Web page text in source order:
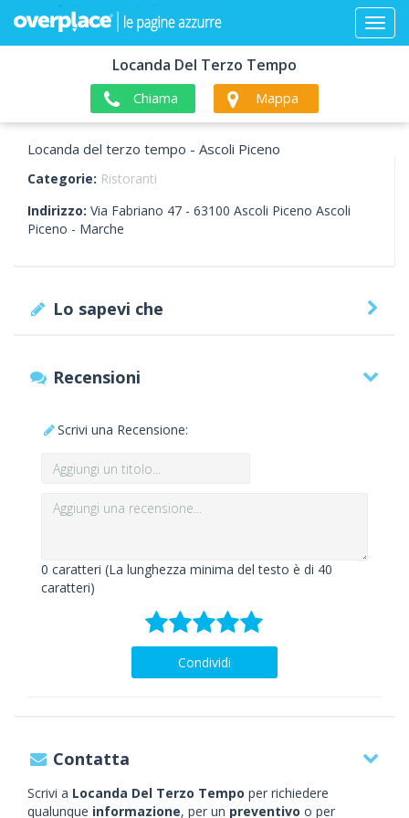
Locanda Del Terzo Tempo
Chiama Mappa
Locanda del terzo tempo - Ascoli Piceno
Categorie: Ristoranti
Indirizzo: Via Fabriano 47 - 63100 Ascoli Piceno Ascoli
Piceno - Marche
Lo sapevi che
Recensioni
Scrivi una Recensione:
0 caratteri (La lunghezza minima del testo è di 40
caratteri)
Condividi
Contatta
Scrivi a Locanda Del Terzo Tempo per richiedere
qualunque informazione, per un preventivo o per